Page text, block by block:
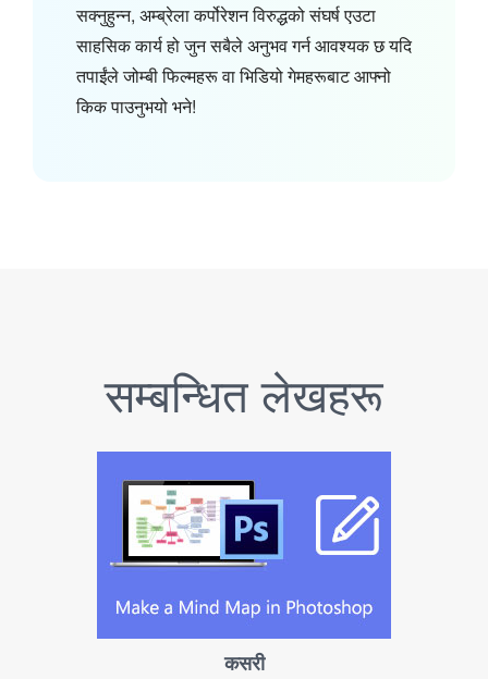
सक्नुहुन्न, अम्ब्रेला कर्पोरेशन विरुद्धको संघर्ष एउटा
साहसिक कार्य हो जुन सबैले अनुभव गर्न आवश्यक छ यदि
तपाईंले जोम्बी फिल्महरू वा भिडियो गेमहरूबाट आफ्नो
किक पाउनुभयो भने!
सम्बन्धित लेखहरू
कसरी